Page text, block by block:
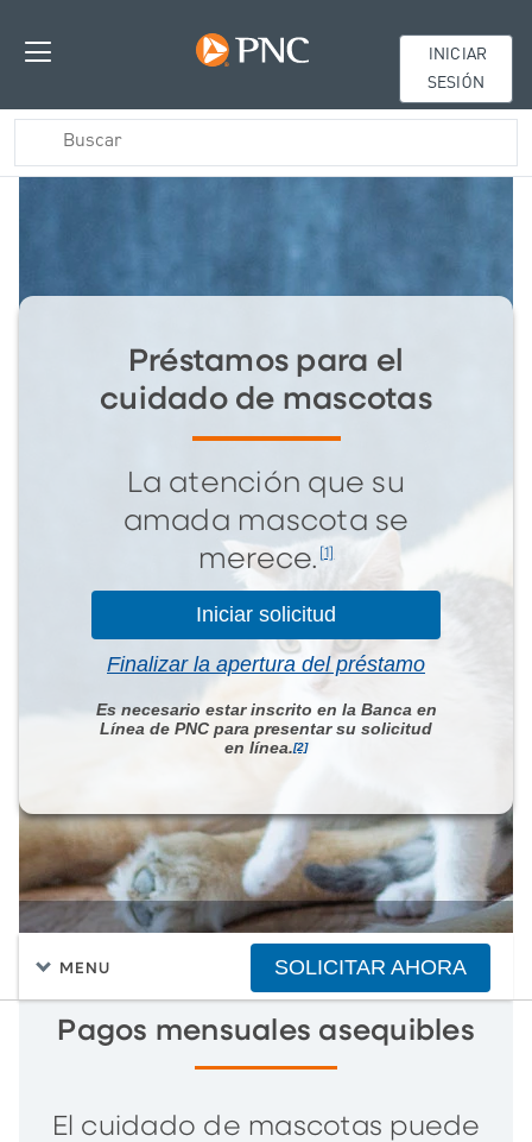
INICIAR
SESIÓN
Préstamos para el
cuidado de mascotas
La atención que su
amada mascota se
merece. [1]
Iniciar solicitud
Finalizar la apertura del préstamo
Es necesario estar inscrito en la Banca en
Línea de PNC para presentar su solicitud
en línea.[2]
MENU SOLICITAR AHORA
Pagos mensuales asequibles
El cuidado de mascotas puede